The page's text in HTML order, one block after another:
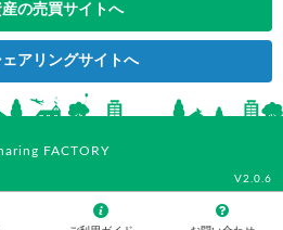
の売買サイトへ
アリングサイトへ
FACTORY
V2.0.6